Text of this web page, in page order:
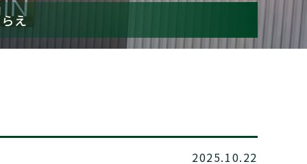
え
2025.10.22